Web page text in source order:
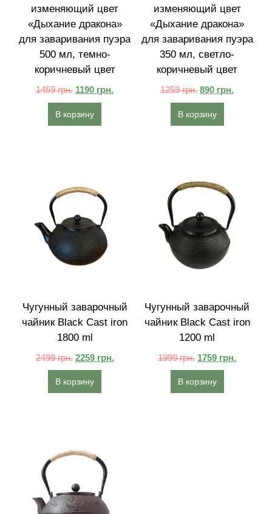
изменяющий цвет
«Дыхание дракона»
для заваривания пуэра
500 мл, темно-
коричневый цвет
1459грн. 1190 грн.
В корзину
изменяющий цвет
«Дыхание дракона»
для заваривания пуэра
350 мл, светло-
коричневый цвет
1259грн. 890 грн.
В корзину
Чугунный заварочный
чайник Black Cast iron
1800 ml
2499грн. 2259 грн.
В корзину
Чугунный заварочный
чайник Black Cast iron
1200 ml
1999грн. 1759 грн.
В корзину